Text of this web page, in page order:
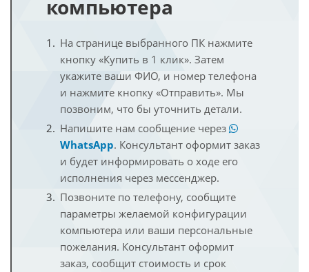
компьютера
На странице выбранного ПК нажмите
кнопку «Купить в 1 клик». Затем
укажите ваши ФИО, и номер телефона
и нажмите кнопку «Отправить». Мы
позвоним, что бы уточнить детали.
Напишите нам сообщение через
WhatsApp. Консультант оформит заказ
и будет информировать о ходе его
исполнения через мессенджер.
Позвоните по телефону, сообщите
параметры желаемой конфигурации
компьютера или ваши персональные
пожелания. Консультант оформит
заказ, сообщит стоимость и срок